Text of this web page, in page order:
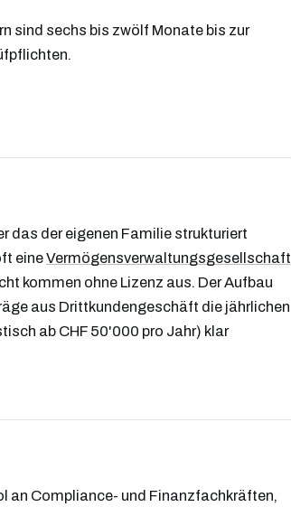
sind sechs bis zwölf Monate bis zur
das der eigenen Familie strukturiert
eineVermögensverwaltungsgesellschaft
kommen ohne Lizenz aus. Der Aufbau
aus Drittkundengeschäft die jährlichen
ab CHF 50'000 pro Jahr) klar
an Compliance- und Finanzfachkräften,